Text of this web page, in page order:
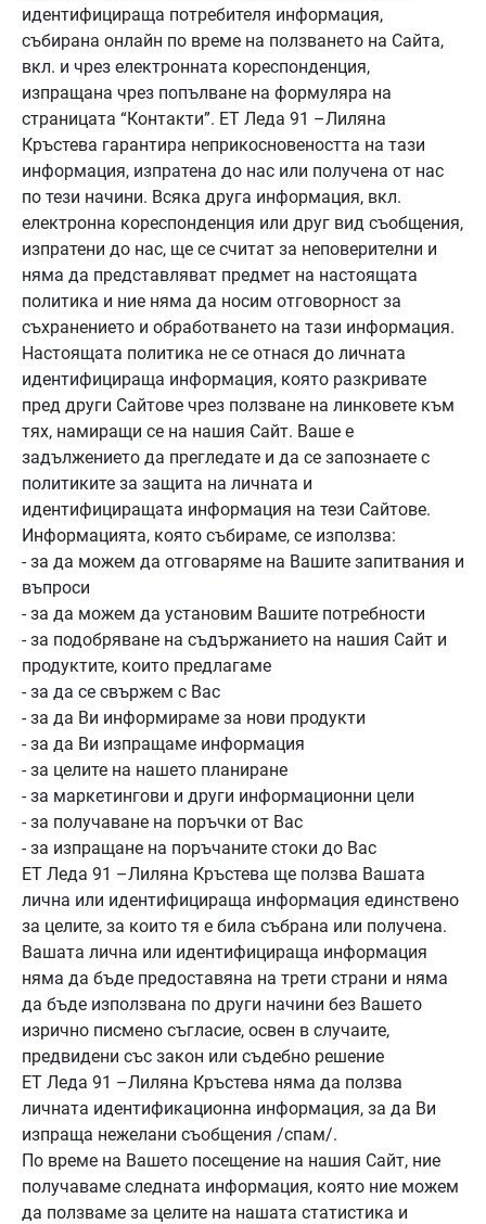
идентифицираща потребителя информация,
събирана онлайн по време на ползването на Сайта,
вкл. и чрез електронната кореспонденция,
изпращана чрез попълване на формуляра на
страницата “Контакти”. ЕТ Леда 91 –Лиляна
Кръстева гарантира неприкосновеността на тази
информация, изпратена до нас или получена от нас
по тези начини. Всяка друга информация, вкл.
електронна кореспонденция или друг вид съобщения,
изпратени до нас, ще се считат за неповерителни и
няма да представляват предмет на настоящата
политика и ние няма да носим отговорност за
съхранението и обработването на тази информация.
Настоящата политика не се отнася до личната
идентифицираща информация, която разкривате
пред други Сайтове чрез ползване на линковете към
тях, намиращи се на нашия Сайт. Ваше е
задължението да прегледате и да се запознаете с
политиките за защита на личната и
идентифициращата информация на тези Сайтове.
Информацията, която събираме, се използва:
- за да можем да отговаряме на Вашите запитвания и
въпроси
- за да можем да установим Вашите потребности
- за подобряване на съдържанието на нашия Сайт и
продуктите, които предлагаме
- за да се свържем с Вас
- за да Ви информираме за нови продукти
- за да Ви изпращаме информация
- за целите на нашето планиране
- за маркетингови и други информационни цели
- за получаване на поръчки от Вас
- за изпращане на поръчаните стоки до Вас
ЕТ Леда 91 –Лиляна Кръстева ще ползва Вашата
лична или идентифицираща информация единствено
за целите, за които тя е била събрана или получена.
Вашата лична или идентифицираща информация
няма да бъде предоставяна на трети страни и няма
да бъде използвана по други начини без Вашето
изрично писмено съгласие, освен в случаите,
предвидени със закон или съдебно решение
ЕТ Леда 91 –Лиляна Кръстева няма да ползва
личната идентификационна информация, за да Ви
изпраща нежелани съобщения /спам/.
По време на Вашето посещение на нашия Сайт, ние
получаваме следната информация, която ние можем
да ползваме за целите на нашата статистика и